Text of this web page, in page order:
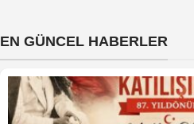
EN GÜNCEL HABERLER